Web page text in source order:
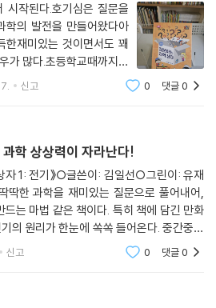
시작된다.호기심은 질문을
학의 발전을 만들어왔다아
재미있는 것이면서도 꽤
가 많다.초등학교때까지는
면서 멀리하게 된다.과학
서재미있고 유익하게 알
신고 0 댓글0
학 상상력이 자라난다!
자 1: 전기》○글쓴이: 김일선○그린이: 유재
한 과학을 재미있는 질문으로 풀어내어,
드는 마법 같은 책이다. 특히 책에 담긴 만화
에 공부가 아니라 재미있는 만화책을 읽듯
신고 0 댓글0